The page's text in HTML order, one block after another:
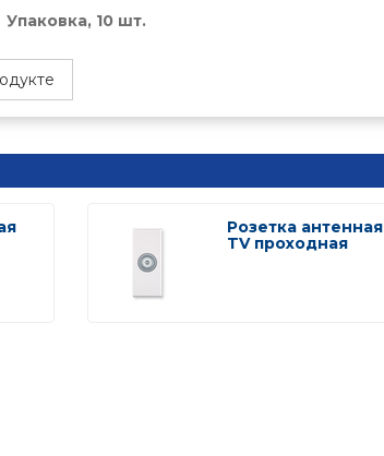
Упаковка, 10 шт.
Розетка антенная
TV проходная